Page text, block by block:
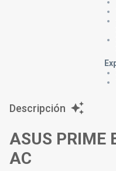
Descripción
ASUS PRIME
AC